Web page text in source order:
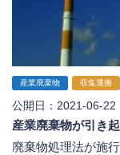
産業廃棄物 収集運搬
公開日：2021-06-
産業廃棄物が引き
廃棄物処理法が施